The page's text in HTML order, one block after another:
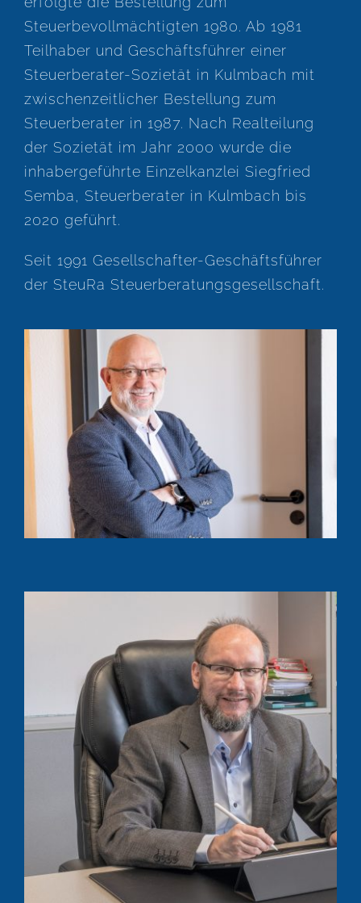
Steuerbevollmächtigten 1980. Ab 1981
Teilhaber und Geschäftsführer einer
Steuerberater-Sozietät in Kulmbach mit
zwischenzeitlicher Bestellung zum
Steuerberater in 1987. Nach Realteilung
der Sozietät im Jahr 2000 wurde die
inhabergeführte Einzelkanzlei Siegfried
Semba, Steuerberater in Kulmbach bis
2020 geführt.
Seit 1991 Gesellschafter-Geschäftsführer
der SteuRa Steuerberatungsgesellschaft.